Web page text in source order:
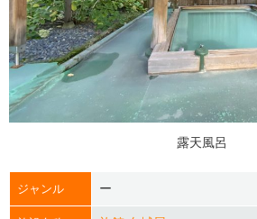
露天風呂
ジャンル ー